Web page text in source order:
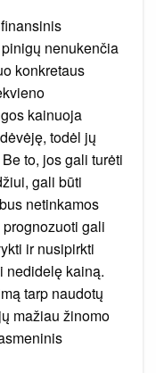
nenukenčia
konkretaus
kainuoja
todėl jų
to, jos gali turėti
gali būti
netinkamos
gali
ir nusipirkti
nedidelę kainą.
tarp naudotų
mažiau žinomo